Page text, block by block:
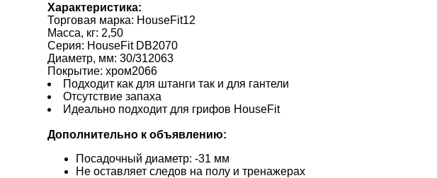
Характеристика:
Торговая марка: HouseFit12
Масса, кг: 2,50
Серия: HouseFit DB2070
Диаметр, мм: 30/312063
Покрытие: хром2066
Подходит как для штанги так и для гантели
Отсутствие запаха
Идеально подходит для грифов HouseFit
Дополнительно к объявлению:
Посадочный диаметр: -31 мм
Не оставляет следов на полу и тренажерах